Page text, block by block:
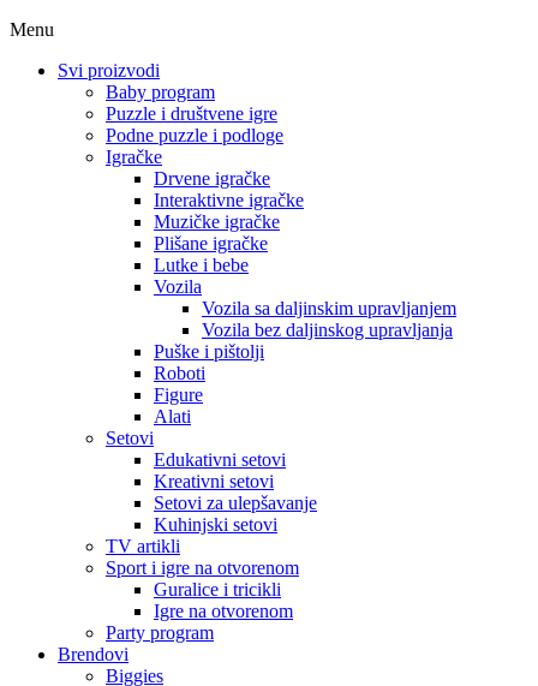
Menu
Svi proizvodi
Baby program
Puzzle i društvene igre
Podne puzzle i podloge
Igračke
Drvene igračke
Interaktivne igračke
Muzičke igračke
Plišane igračke
Lutke i bebe
Vozila
Vozila sa daljinskim upravljanjem
Vozila bez daljinskog upravljanja
Puške i pištolji
Roboti
Figure
Alati
Setovi
Edukativni setovi
Kreativni setovi
Setovi za ulepšavanje
Kuhinjski setovi
TV artikli
Sport i igre na otvorenom
Guralice i tricikli
Igre na otvorenom
Party program
Brendovi
Biggies